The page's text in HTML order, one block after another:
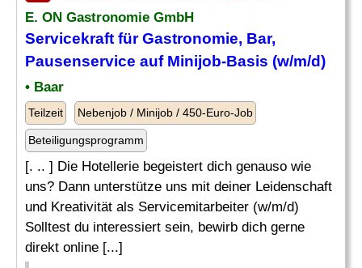
E. ON Gastronomie GmbH
Servicekraft für Gastronomie, Bar,
Pausenservice auf Minijob-Basis (w/m/d)
• Baar
Teilzeit Nebenjob / Minijob / 450-Euro-Job
Beteiligungsprogramm
[. .. ] Die Hotellerie begeistert dich genauso wie
uns? Dann unterstütze uns mit deiner Leidenschaft
und Kreativität als Servicemitarbeiter (w/m/d)
Solltest du interessiert sein, bewirb dich gerne
direkt online [...]